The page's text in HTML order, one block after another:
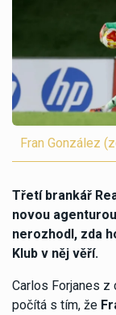
Fran González
Třetí brankář
novou
nerozhodl, zda
Klub v něj věří.
Carlos Forjanes z
počítá s tím, že